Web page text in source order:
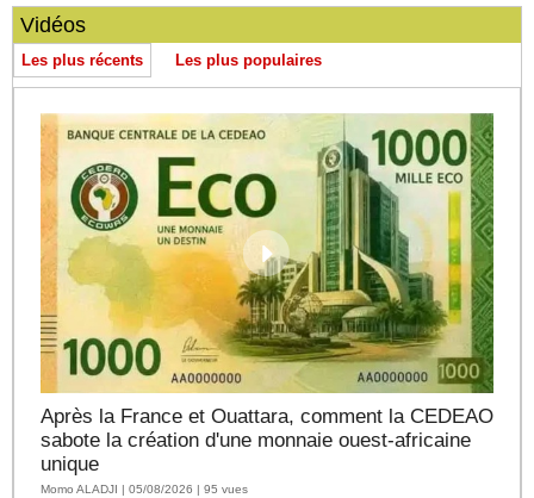
Vidéos
Les plus récents Les plus populaires
Après la France et Ouattara, comment la CEDEAO
sabote la création d'une monnaie ouest-africaine
unique
Momo ALADJI | 05/08/2026 | 95 vues